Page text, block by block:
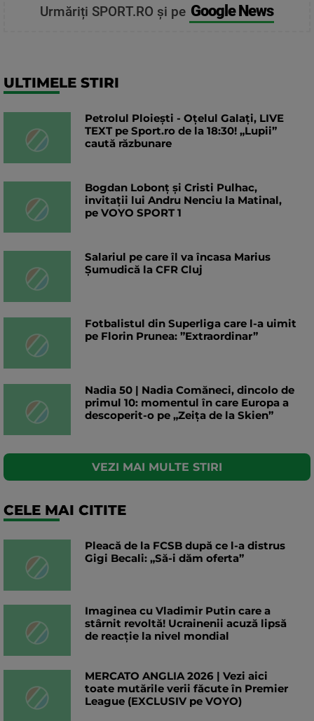
Urmăriți SPORT.RO și pe Google News
ULTIMELE STIRI
Petrolul Ploiești - Oțelul Galați, LIVE
TEXT pe Sport.ro de la 18:30! „Lupii”
caută răzbunare
Bogdan Lobonț și Cristi Pulhac,
invitații lui Andru Nenciu la Matinal,
pe VOYO SPORT 1
Salariul pe care îl va încasa Marius
Șumudică la CFR Cluj
Fotbalistul din Superliga care l-a uimit
pe Florin Prunea: ”Extraordinar”
Nadia 50 | Nadia Comăneci, dincolo de
primul 10: momentul în care Europa a
descoperit-o pe „Zeița de la Skien”
VEZI MAI MULTE STIRI
CELE MAI CITITE
Pleacă de la FCSB după ce l-a distrus
Gigi Becali: „Să-i dăm oferta”
Imaginea cu Vladimir Putin care a
stârnit revoltă! Ucrainenii acuză lipsă
de reacție la nivel mondial
MERCATO ANGLIA 2026 | Vezi aici
toate mutările verii făcute în Premier
League (EXCLUSIV pe VOYO)